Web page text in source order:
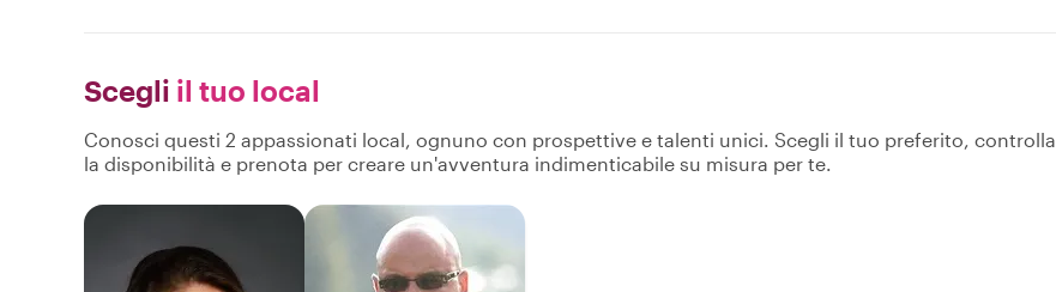
Scegli il tuo local
Conosci questi 2 appassionati local, ognuno con prospettive e talenti unici. Scegli il tuo preferito, controlla
la disponibilità e prenota per creare un'avventura indimenticabile su misura per te.